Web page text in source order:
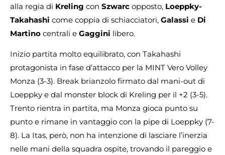
alla regia di Kreling con Szwarc opposto, Loeppky-
Takahashi come coppia di schiacciatori, Galassi e Di
Martino centrali e Gaggini libero.
Inizio partita molto equilibrato, con Takahashi
protagonista in fase d’attacco per la MINT Vero Volley
Monza (3-3). Break brianzolo firmato dal mani-out di
Loeppky e dal monster block di Kreling per il +2 (3-5).
Trento rientra in partita, ma Monza gioca punto su
punto e rimane in vantaggio con la pipe di Loeppky (7-
8). La Itas, però, non ha intenzione di lasciare l’inerzia
nelle mani della squadra ospite, trovando il pareggio e